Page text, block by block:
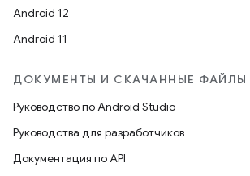
Android 12
Android 11
ДОКУМЕНТЫ И СКАЧАННЫЕ ФАЙЛЫ
Руководство по Android Studio
Руководства для разработчиков
Документация по API